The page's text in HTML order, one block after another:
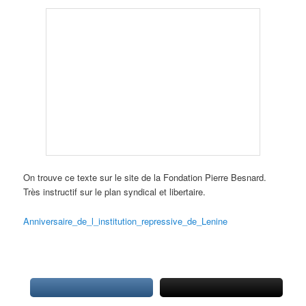
On trouve ce texte sur le site de la Fondation Pierre Besnard.
Très instructif sur le plan syndical et libertaire.
Anniversaire_de_l_institution_repressive_de_Lenine